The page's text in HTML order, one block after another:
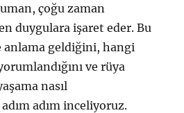
çoğu zaman
duygulara işaret eder. Bu
anlama geldiğini, hangi
ve rüya
nasıl
adım inceliyoruz.